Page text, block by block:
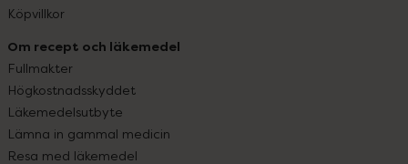
Köpvillkor
Om recept och läkemedel
Fullmakter
Högkostnadsskyddet
Läkemedelsutbyte
Lämna in gammal medicin
Resa med läkemedel